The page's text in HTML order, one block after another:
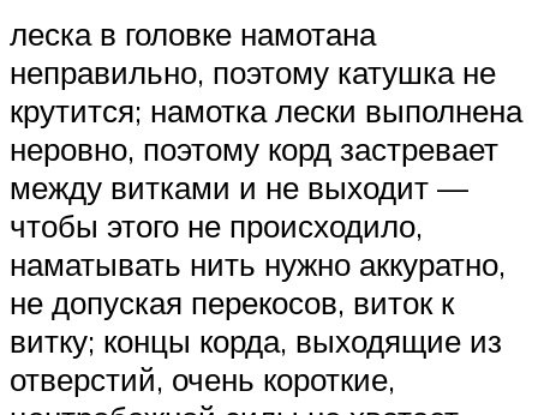
леска в головке намотана
неправильно, поэтому катушка не
крутится; намотка лески выполнена
неровно, поэтому корд застревает
между витками и не выходит —
чтобы этого не происходило,
наматывать нить нужно аккуратно,
не допуская перекосов, виток к
витку; концы корда, выходящие из
отверстий, очень короткие,